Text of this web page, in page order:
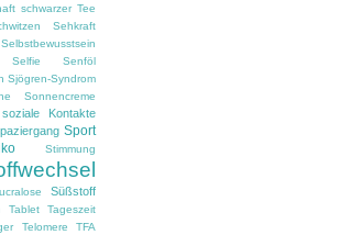
schwarzer Tee
Sehkraft
Selbstbewusstsein
Selfie Senföl
Sjögren-Syndrom
Sonnencreme
soziale Kontakte
Sport
Stimmung
Süßstoff
Tablet Tageszeit
Telomere TFA